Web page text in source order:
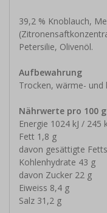
39,2 % Knoblauch,
Petersilie, Olivenöl.
Aufbewahrung
Trocken, wärme- und
Nährwerte pro 100
Energie 1024 kJ / 245
Fett 1,8 g
davon gesättigte
Kohlenhydrate 43 g
davon Zucker 22 g
Eiweiss 8,4 g
Salz 31,2 g